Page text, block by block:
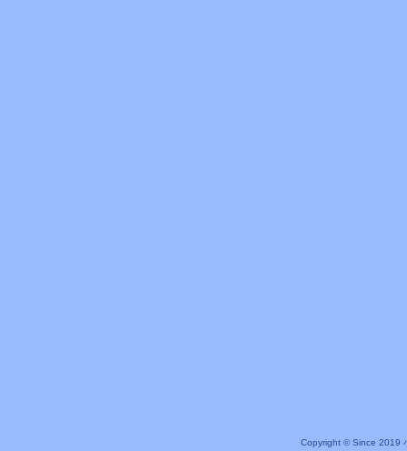
Copyright © Since 2019